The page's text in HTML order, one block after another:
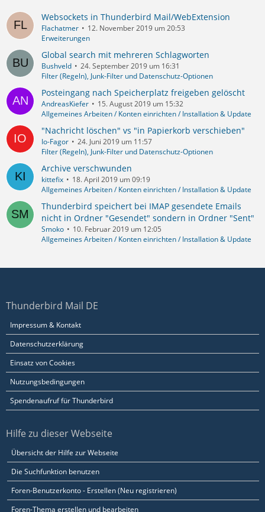
Websockets in Thunderbird Mail/WebExtension
Flachatmer
12. November 2019 um 20:53
Erweiterungen
Global search mit mehreren Schlagworten
Bushveld
24. September 2019 um 16:31
Filter (Regeln), Junk-Filter und Datenschutz-Optionen
Posteingang nach Speicherplatz freigeben gelöscht
AndreasKiefer
15. August 2019 um 15:32
Allgemeines Arbeiten / Konten einrichten / Installation & Update
"Nachricht löschen" vs "in Papierkorb verschieben"
Io-Fagor
24. Juni 2019 um 11:57
Filter (Regeln), Junk-Filter und Datenschutz-Optionen
Archive verschwunden
kittefix
18. April 2019 um 09:19
Allgemeines Arbeiten / Konten einrichten / Installation & Update
Thunderbird speichert bei IMAP gesendete Emails
nicht in Ordner "Gesendet" sondern in Ordner "Sent"
Smoko
10. Februar 2019 um 12:05
Allgemeines Arbeiten / Konten einrichten / Installation & Update
Thunderbird Mail DE
Impressum & Kontakt
Datenschutzerklärung
Einsatz von Cookies
Nutzungsbedingungen
Spendenaufruf für Thunderbird
Hilfe zu dieser Webseite
Übersicht der Hilfe zur Webseite
Die Suchfunktion benutzen
Foren-Benutzerkonto - Erstellen (Neu registrieren)
Foren-Thema erstellen und bearbeiten